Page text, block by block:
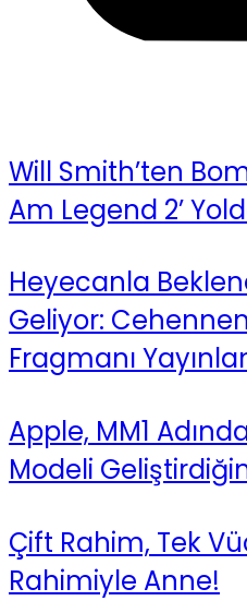
Will Smith’ten
Am Legend 2’
Heyecanla
Geliyor:
Fragmanı
Apple, MM1
Modeli
Çift Rahim, Tek
Rahimiyle Anne!